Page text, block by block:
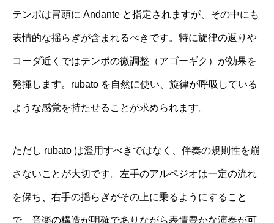
テンポは冒頭に Andante と指定されますが、その中にも
表情的な揺らぎが含まれるべきです。特に旋律の返りや
コーダ近くではテンポの微調整（アゴーギク）が効果を
発揮します。rubato を自然に使い、旋律が呼吸している
ような感覚を持たせることが求められます。
ただし rubato は濫用すべきではなく、伴奏の規則性を崩
さないことが大切です。左手のアルペジオは一定の流れ
を保ち、右手の揺らぎがその上に乗るようにすること
で、音楽の構造が明確でありながら表情豊かな演奏が可